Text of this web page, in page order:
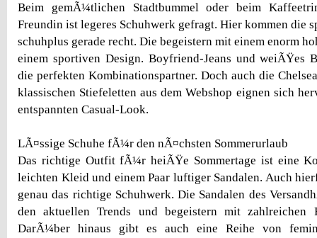
Beim gemÃ¼tlichen Stadtbummel oder beim
Freundin ist legeres Schuhwerk gefragt. Hier kommen die
schuhplus gerade recht. Die begeistern mit einem enorm
einem sportiven Design. Boyfriend-Jeans und weiÃŸes
die perfekten Kombinationspartner. Doch auch die
klassischen Stiefeletten aus dem Webshop eignen sich
entspannten Casual-Look.
LÃ¤ssige Schuhe fÃ¼r den nÃ¤chsten Sommerurlaub
Das richtige Outfit fÃ¼r heiÃŸe Sommertage ist eine
leichten Kleid und einem Paar luftiger Sandalen. Auch
genau das richtige Schuhwerk. Die Sandalen des
den aktuellen Trends und begeistern mit zahlreichen
DarÃ¼ber hinaus gibt es auch eine Reihe von